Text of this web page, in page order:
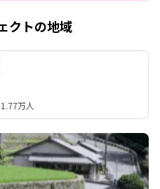
クトの地域
1.77万人